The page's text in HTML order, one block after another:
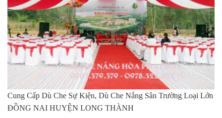
Cung Cấp Dù Che Sự Kiện, Dù Che Nắng Sân Trường Loại Lớn
ĐỒNG NAI HUYỆN LONG THÀNH